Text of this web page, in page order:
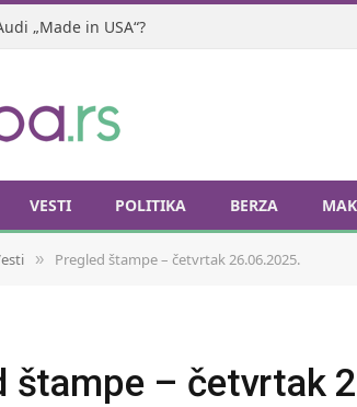
„Made in USA“?
VESTI POLITIKA BERZA
» Pregled štampe – četvrtak 26.06.2025.
štampe – četvrtak